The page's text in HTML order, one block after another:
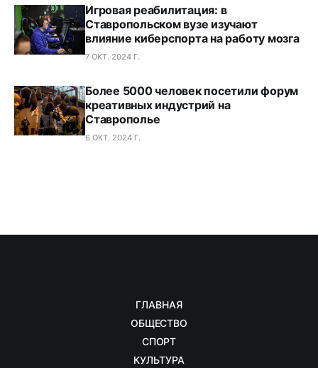
Игровая реабилитация: в
Ставропольском вузе изучают
влияние киберспорта на работу мозга
7 ОКТ. 2024 Г.
Более 5000 человек посетили форум
креативных индустрий на
Ставрополье
6 ОКТ. 2024 Г.
ГЛАВНАЯ
ОБЩЕСТВО
СПОРТ
КУЛЬТУРА